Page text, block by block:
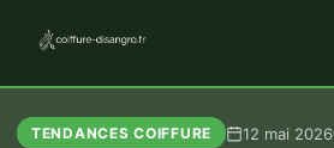
TENDANCES COIFFURE 12 mai 2026